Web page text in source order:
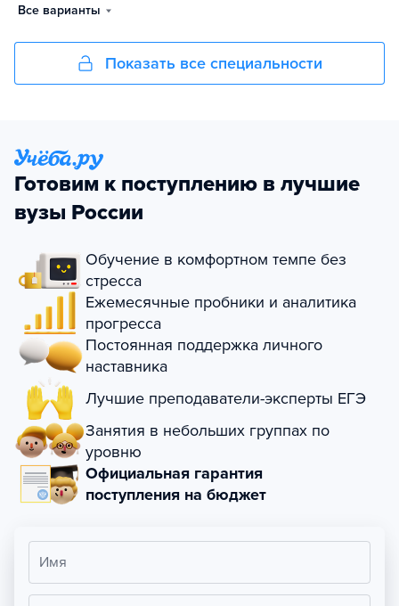
Все варианты
Показать все специальности
Готовим к поступлению в лучшие
вузы России
Обучение в комфортном темпе без
стресса
Ежемесячные пробники и аналитика
прогресса
Постоянная поддержка личного
наставника
Лучшие преподаватели-эксперты ЕГЭ
Занятия в небольших группах по
уровню
Официальная гарантия
поступления на бюджет
Имя